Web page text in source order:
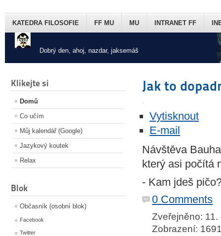
Dobrý den, ahoj, nazdar, jaksemáš
KATEDRA FILOSOFIE FF MU MU INTRANET FF
Klikejte si
Domů
Co učím
Můj kalendář (Google)
Jazykový koutek
Relax
Blok
Občasník (osobní blok)
Facebook
Twitter
Jak to
Vytisknout
E-mail
Návštěva
který asi počítá
- Kam jdeš
0 Comments
Zveřejněno:
Zobrazení: